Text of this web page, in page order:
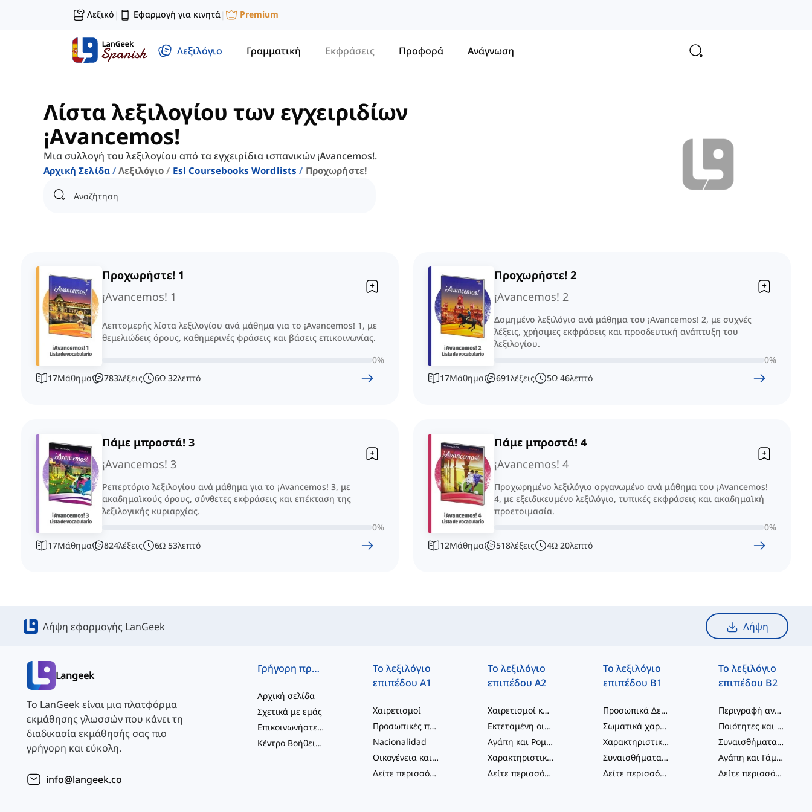
Λεξικό | Εφαρμογή για κινητά| Premium
Λεξιλόγιο Γραμματική Εκφράσεις Προφορά Ανάγνωση
Λίστα λεξιλογίου των εγχειριδίων
¡Avancemos!
Μια συλλογή του λεξιλογίου από τα εγχειρίδια ισπανικών ¡Avancemos!.
Αρχική Σελίδα Λεξιλόγιο Esl Coursebooks Wordlists Προχωρήστε!
Προχωρήστε! 1
¡Avancemos! 1
Λεπτομερής λίστα λεξιλογίου ανά μάθημα για το ¡Avancemos! 1, με
θεμελιώδεις όρους, καθημερινές φράσεις και βάσεις επικοινωνίας.
0%
17Μάθημα 783λέξεις 6Ω 32λεπτό
Προχωρήστε! 2
¡Avancemos! 2
Δομημένο λεξιλόγιο ανά μάθημα του ¡Avancemos! 2, με συχνές
λέξεις, χρήσιμες εκφράσεις και προοδευτική ανάπτυξη του
λεξιλογίου.
0%
17Μάθημα 691λέξεις 5Ω 46λεπτό
Πάμε μπροστά! 3
¡Avancemos! 3
Ρεπερτόριο λεξιλογίου ανά μάθημα για το ¡Avancemos! 3, με
ακαδημαϊκούς όρους, σύνθετες εκφράσεις και επέκταση της
λεξιλογικής κυριαρχίας.
0%
17Μάθημα 824λέξεις 6Ω 53λεπτό
Πάμε μπροστά! 4
¡Avancemos! 4
Προχωρημένο λεξιλόγιο οργανωμένο ανά μάθημα του ¡Avancemos!
4, με εξειδικευμένο λεξιλόγιο, τυπικές εκφράσεις και ακαδημαϊκή
προετοιμασία.
0%
12Μάθημα 518λέξεις 4Ω 20λεπτό
Λήψη εφαρμογής LanGeek Λήψη
Langeek
Το LanGeek είναι μια πλατφόρμα
εκμάθησης γλωσσών που κάνει τη
διαδικασία εκμάθησής σας πιο
γρήγορη και εύκολη.
info@langeek.co
Γρήγορη πρόσβαση
Αρχική σελίδα
Σχετικά με εμάς
Επικοινωνήστε μαζί μας
Κέντρο Βοήθειας
Το λεξιλόγιο
επιπέδου A1
Χαιρετισμοί
Προσωπικές πληροφορίες και γενική περιγραφή
Nacionalidad
Οικογένεια και Φίλοι
Δείτε περισσότερα
Το λεξιλόγιο
επιπέδου A2
Χαιρετισμοί και κοινωνική αλληλεπίδραση
Εκτεταμένη οικογένεια και γνωστοί
Αγάπη και Ρομαντισμός
Χαρακτηριστικά Προσωπικότητας
Δείτε περισσότερα
Το λεξιλόγιο
επιπέδου B1
Προσωπικά Δεδομένα και Στάδια Ζωής
Σωματικά χαρακτηριστικά
Χαρακτηριστικά Προσωπικότητας
Συναισθήματα και Αντιδράσεις
Δείτε περισσότερα
Το λεξιλόγιο
επιπέδου Β2
Περιγραφή ανθρώπων
Ποιότητες και Δεξιότητες
Συναισθήματα και Στάσεις
Αγάπη και Γάμος
Δείτε περισσότερα